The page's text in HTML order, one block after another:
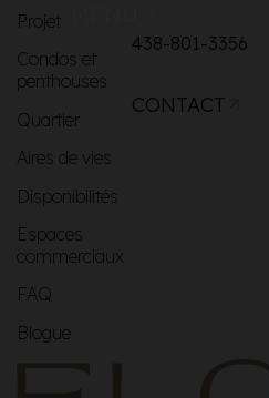
Projet
Condos et
penthouses
Quartier
Aires de vies
Disponibilités
Espaces
commerciaux
FAQ
Blogue
438-801-3356
CONTACT